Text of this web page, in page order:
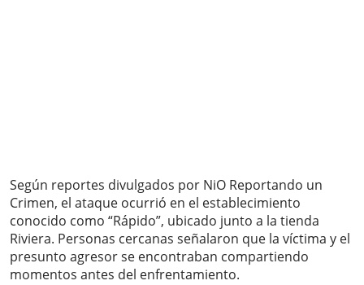
Según reportes divulgados por NiO Reportando un
Crimen, el ataque ocurrió en el establecimiento
conocido como “Rápido”, ubicado junto a la tienda
Riviera. Personas cercanas señalaron que la víctima y el
presunto agresor se encontraban compartiendo
momentos antes del enfrentamiento.